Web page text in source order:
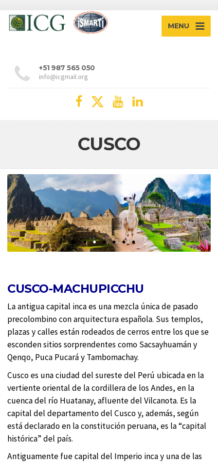
MENU
+51 987 565 050
info@icgmail.org
CUSCO
CUSCO-MACHUPICCHU
La antigua capital inca es una mezcla única de pasado
precolombino con arquitectura española. Sus templos,
plazas y calles están rodeados de cerros entre los que se
esconden sitios sorprendentes como Sacsayhuamán y
Qenqo, Puca Pucará y Tambomachay.
Cusco es una ciudad del sureste del Perú ubicada en la
vertiente oriental de la cordillera de los Andes, en la
cuenca del río Huatanay, afluente del Vilcanota. Es la
capital del departamento del Cusco y, además, según
está declarado en la constitución peruana, es la “capital
histórica” del país.
Antiguamente fue capital del Imperio inca y una de las